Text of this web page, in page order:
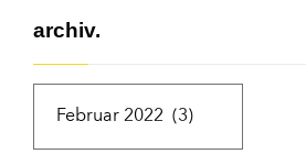
archiv.